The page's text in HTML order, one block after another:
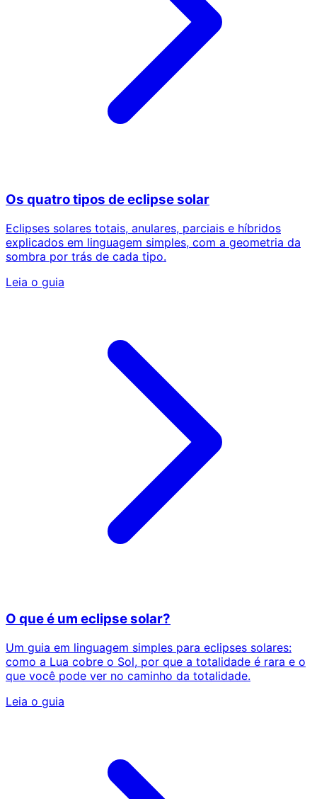
Os quatro tipos de eclipse solar
Eclipses solares totais, anulares, parciais e híbridos
explicados em linguagem simples, com a geometria da
sombra por trás de cada tipo.
Leia o guia
O que é um eclipse solar?
Um guia em linguagem simples para eclipses solares:
como a Lua cobre o Sol, por que a totalidade é rara e o
que você pode ver no caminho da totalidade.
Leia o guia